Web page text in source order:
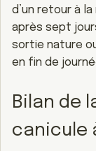
d’un retour à
après sept
sortie nature
en fin de
Bilan de
canicule